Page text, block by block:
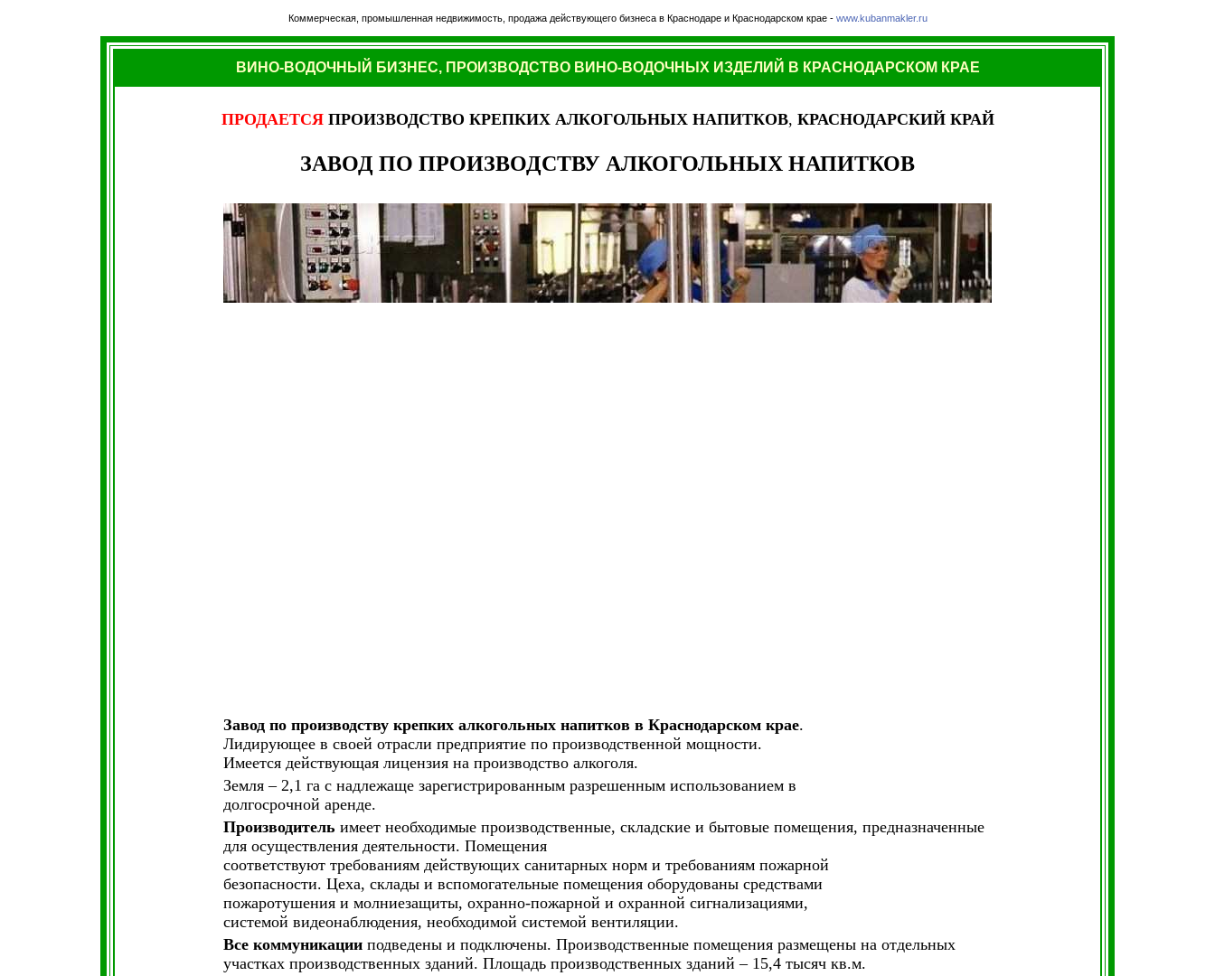
Коммерческая, промышленная недвижимость, продажа действующего бизнеса в Краснодаре и Краснодарском крае - www.kubanmakler.ru
ВИНО-ВОДОЧНЫЙ БИЗНЕС, ПРОИЗВОДСТВО ВИНО-ВОДОЧНЫХ ИЗДЕЛИЙ В КРАСНОДАРСКОМ КРАЕ
ПРОДАЕТСЯ ПРОИЗВОДСТВО КРЕПКИХ АЛКОГОЛЬНЫХ НАПИТКОВ, КРАСНОДАРСКИЙ КРАЙ
ЗАВОД ПО ПРОИЗВОДСТВУ АЛКОГОЛЬНЫХ НАПИТКОВ
Завод по производству крепких алкогольных напитков в Краснодарском крае.
Лидирующее в своей отрасли предприятие по производственной мощности.
Имеется действующая лицензия на производство алкоголя.
Земля – 2,1 га с надлежаще зарегистрированным разрешенным использованием в
долгосрочной аренде.
Производитель имеет необходимые производственные, складские и бытовые помещения, предназначенные
для осуществления деятельности. Помещения
соответствуют требованиям действующих санитарных норм и требованиям пожарной
безопасности. Цеха, склады и вспомогательные помещения оборудованы средствами
пожаротушения и молниезащиты, охранно-пожарной и охранной сигнализациями,
системой видеонаблюдения, необходимой системой вентиляции.
Все коммуникации подведены и подключены. Производственные помещения размещены на отдельных
участках производственных зданий. Площадь производственных зданий – 15,4 тысяч кв.м.